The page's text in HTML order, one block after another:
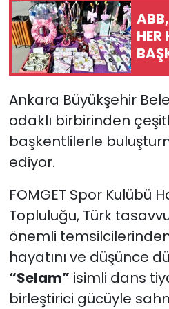
HER
Ankara Büyükşehir
odaklı birbirinden
başkentlilerle
ediyor.
FOMGET Spor Kulübü
Topluluğu, Türk
önemli temsilcilerinden
hayatını ve düşünce
“Selam” isimli dans
birleştirici gücüyle